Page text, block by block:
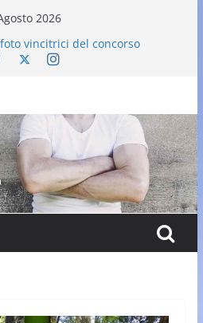
2026
vincitrici del concorso